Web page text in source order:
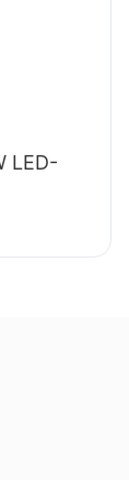
LED-
som
og